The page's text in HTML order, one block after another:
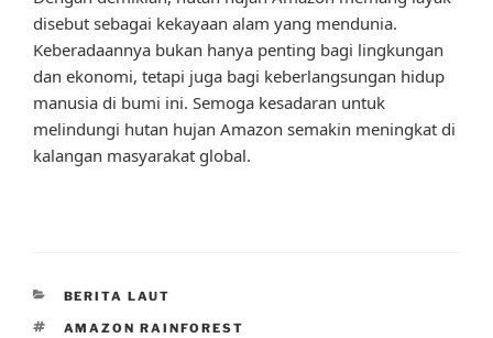
disebut sebagai kekayaan alam yang mendunia.
Keberadaannya bukan hanya penting bagi lingkungan
dan ekonomi, tetapi juga bagi keberlangsungan hidup
manusia di bumi ini. Semoga kesadaran untuk
melindungi hutan hujan Amazon semakin meningkat di
kalangan masyarakat global.
CATEGORIES
BERITA LAUT
TAGS
AMAZON RAINFOREST